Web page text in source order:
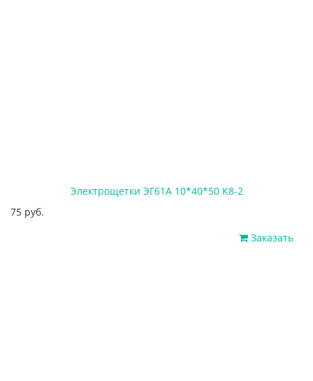
Электрощетки ЭГ61А 10*40*50 К8-2
75 руб.
Заказать